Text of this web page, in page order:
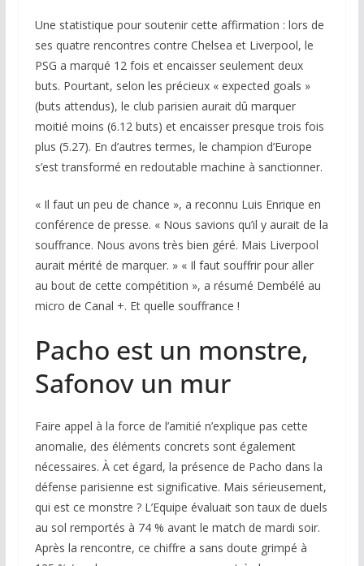
Une statistique pour soutenir cette affirmation : lors de
ses quatre rencontres contre Chelsea et Liverpool, le
PSG a marqué 12 fois et encaisser seulement deux
buts. Pourtant, selon les précieux « expected goals »
(buts attendus), le club parisien aurait dû marquer
moitié moins (6.12 buts) et encaisser presque trois fois
plus (5.27). En d’autres termes, le champion d’Europe
s’est transformé en redoutable machine à sanctionner.
« Il faut un peu de chance », a reconnu Luis Enrique en
conférence de presse. « Nous savions qu’il y aurait de la
souffrance. Nous avons très bien géré. Mais Liverpool
aurait mérité de marquer. » « Il faut souffrir pour aller
au bout de cette compétition », a résumé Dembélé au
micro de Canal +. Et quelle souffrance !
Pacho est un monstre,
Safonov un mur
Faire appel à la force de l’amitié n’explique pas cette
anomalie, des éléments concrets sont également
nécessaires. À cet égard, la présence de Pacho dans la
défense parisienne est significative. Mais sérieusement,
qui est ce monstre ? L’Equipe évaluait son taux de duels
au sol remportés à 74 % avant le match de mardi soir.
Après la rencontre, ce chiffre a sans doute grimpé à